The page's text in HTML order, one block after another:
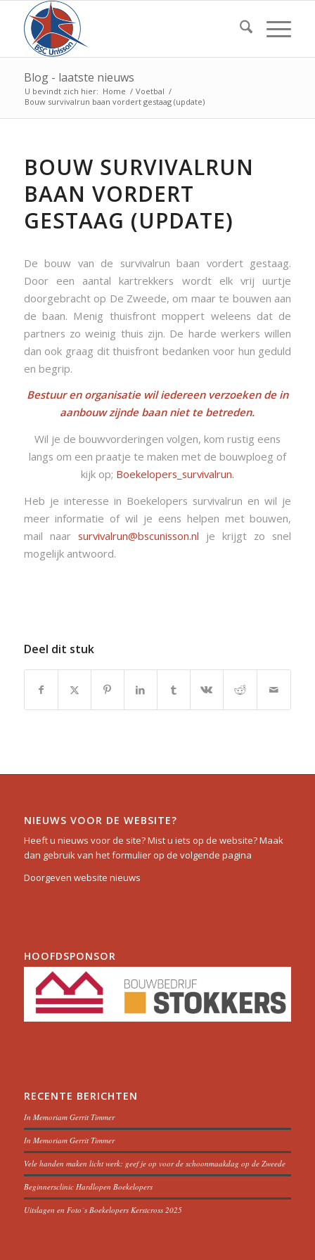
Blog - laatste nieuws
U bevindt zich hier: Home / Voetbal /
Bouw survivalrun baan vordert gestaag (update)
BOUW SURVIVALRUN
BAAN VORDERT
GESTAAG (UPDATE)
De bouw van de survivalrun baan vordert gestaag.
Door een aantal kartrekkers wordt elk vrij uurtje
doorgebracht op De Zweede, om maar te bouwen aan
de baan. Menig thuisfront moppert weleens dat de
partners zo weinig thuis zijn. De harde werkers willen
dan ook graag dit thuisfront bedanken voor hun geduld
en begrip.
Bestuur en organisatie wil iedereen verzoeken de in
aanbouw zijnde baan niet te betreden.
Wil je de bouwvorderingen volgen, kom rustig eens
langs om een praatje te maken met de bouwploeg of
kijk op; Boekelopers_survivalrun.
Heb je interesse in Boekelopers survivalrun en wil je
meer informatie of wil je eens helpen met bouwen,
mail naar survivalrun@bscunisson.nl je krijgt zo snel
mogelijk antwoord.
Deel dit stuk
NIEUWS VOOR DE WEBSITE?
Heeft u nieuws voor de site? Mist u iets op de website? Maak
dan gebruik van het formulier op de volgende pagina
Doorgeven website nieuws
HOOFDSPONSOR
RECENTE BERICHTEN
In Memoriam Gerrit Timmer
In Memoriam Gerrit Timmer
Vele handen maken licht werk: geef je op voor de schoonmaakdag op de Zweede
Beginnersclinic Hardlopen Boekelopers
Uitslagen en Foto´s Boekelopers Kerstcross 2025